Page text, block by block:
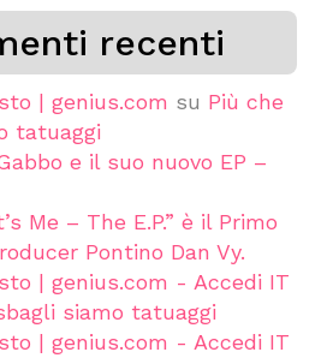
recenti
| genius.com su Più che
tatuaggi
e il suo nuovo EP –
Me – The E.P.” è il Primo
Pontino Dan Vy.
| genius.com - Accedi IT
siamo tatuaggi
| genius.com - Accedi IT